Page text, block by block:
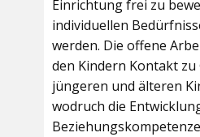
Einrichtung frei zu
individuellen
werden. Die offene
den Kindern Kontakt zu
jüngeren und älteren
wodruch die